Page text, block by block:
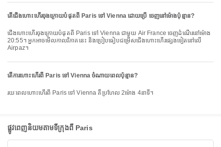
តើជើងហោះហើរចុងក្រោយបំផុតពី Paris ទៅ Vienna ដោយប្រើ ចេញនៅម៉ោងប៉ុន្មាន?
ជើងហោះហើរចុងក្រោយបំផុតពី Paris ទៅ Vienna ជាមួយ Air France ចេញដំណើរនៅម៉ោង
20:55។ អ្នកអាចមើលកាលវិភាគនេះ និងប្រៀបធៀបជម្រើសជើងហោះហើរផ្សេងទៀតនៅលើ
Airpaz។
តើការហោះហើរពី Paris ទៅ Vienna ចំណាយពេលប៉ុន្មាន?
រយៈពេលហោះហើរពី Paris ទៅ Vienna គឺប្រហែល 2ម៉ោង 4នាទី។
ផ្លូវពេញនិយមតាមទីក្រុងពី Paris